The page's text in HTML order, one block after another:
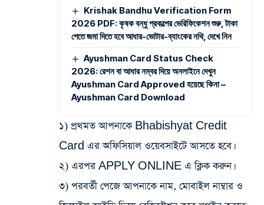
Krishak Bandhu Verification Form
2026 PDF: কৃষক বন্ধু প্রকল্পের ভেরিফিকেশন শুরু, টাকা
পেতে জমা দিতে হবে আধার-ভোটার-ব্যাংকের নথি, দেখে নিন
Ayushman Card Status Check
2026: রেশন বা আধার নম্বর দিয়ে অনলাইনে দেখুন
Ayushman Card Approved হয়েছে কিনা –
Ayushman Card Download
১) প্রথমত আপনাকে Bhabishyat Credit
Card এর অফিসিয়াল ওয়েবসাইটে আসতে হবে।
২) এরপর APPLY ONLINE এ ক্লিক করুন।
৩) পরবর্তী পেজে আপনাকে নাম, মোবাইল নাম্বার ও